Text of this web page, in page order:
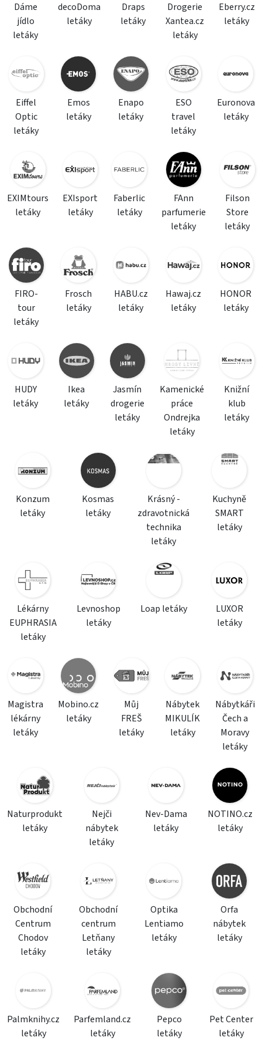
Dáme
jídlo
letáky
decoDoma
letáky
Draps
letáky
Drogerie
Xantea.cz
letáky
Eberry.cz
letáky
Eiffel
Optic
letáky
Emos
letáky
Enapo
letáky
ESO
travel
letáky
Euronova
letáky
EXIMtours
letáky
EXIsport
letáky
Faberlic
letáky
FAnn
parfumerie
letáky
Filson
Store
letáky
FIRO-
tour
letáky
Frosch
letáky
HABU.cz
letáky
Hawaj.cz
letáky
HONOR
letáky
HUDY
letáky
Ikea
letáky
Jasmín
drogerie
letáky
Kamenické
práce
Ondrejka
letáky
Knižní
klub
letáky
Konzum
letáky
Kosmas
letáky
Krásný -
zdravotnická
technika
letáky
Kuchyně
SMART
letáky
Lékárny
EUPHRASIA
letáky
Levnoshop
letáky
Loap letáky
LUXOR
letáky
Magistra
lékárny
letáky
Mobino.cz
letáky
Můj
FREŠ
letáky
Nábytek
MIKULÍK
letáky
Nábytkáři
Čech a
Moravy
letáky
Naturprodukt
letáky
Nejči
nábytek
letáky
Nev-Dama
letáky
NOTINO.cz
letáky
Obchodní
Centrum
Chodov
letáky
Obchodní
centrum
Letňany
letáky
Optika
Lentiamo
letáky
Orfa
nábytek
letáky
Palmknihy.cz
letáky
Parfemland.cz
letáky
Pepco
letáky
Pet Center
letáky